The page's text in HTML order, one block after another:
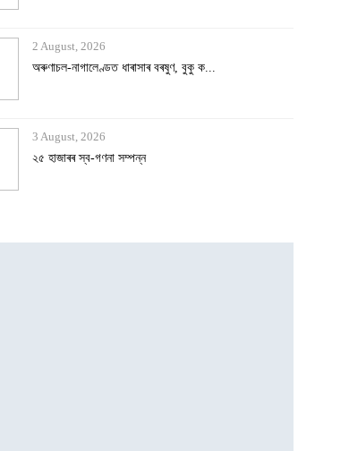
3 August, 2026
২৫ হাজাৰৰ স্ব-গণনা সম্পন্ন
3 August, 2026
অসমৰ বানক ৰাষ্ট্ৰীয় সমস্যা ঘোষণাৰ দাবীত...